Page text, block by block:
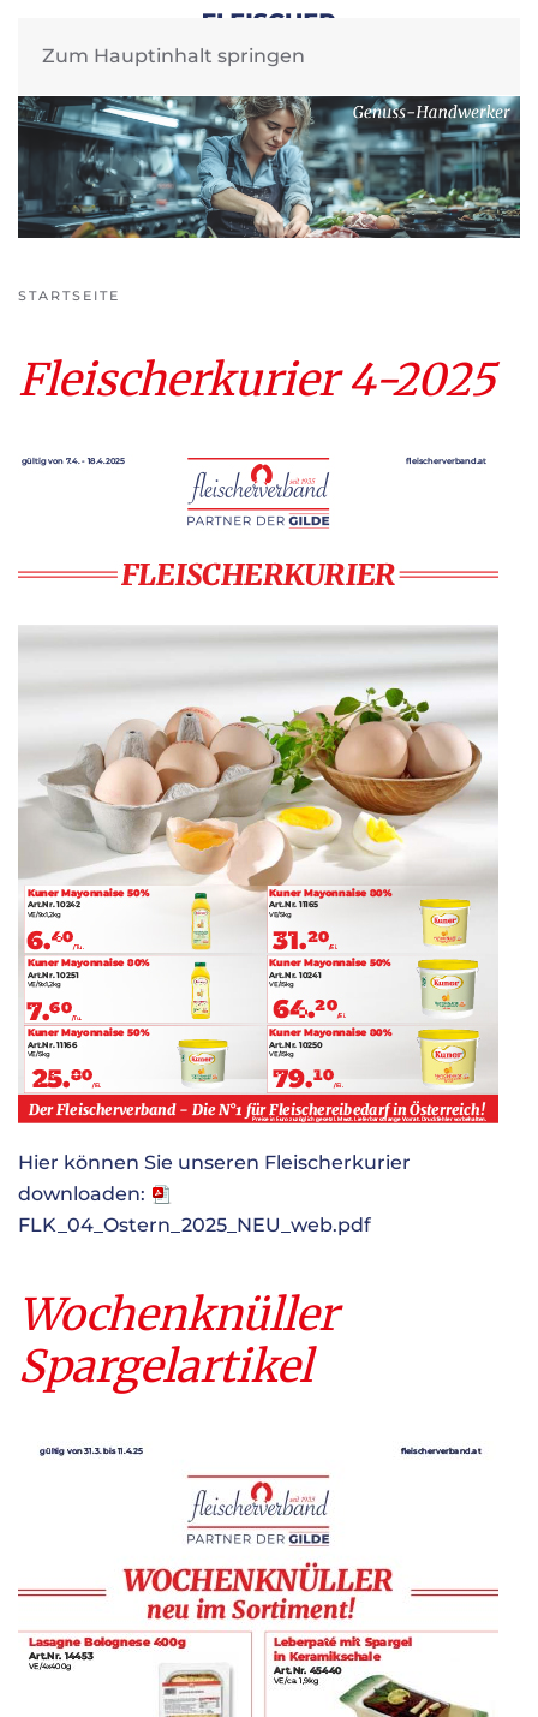
Zum Hauptinhalt springen
STARTSEITE
Fleischerkurier 4-2025
Hier können Sie unseren Fleischerkurier
downloaden:
FLK_04_Ostern_2025_NEU_web.pdf
Wochenknüller
Spargelartikel